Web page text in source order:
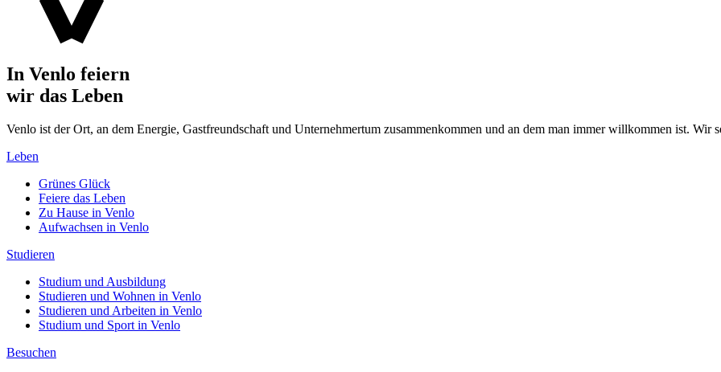
In Venlo feiern
wir das Leben
Venlo ist der Ort, an dem Energie, Gastfreundschaft und Unternehmertum zusammenkommen und an dem man immer willkommen ist. Wir
Leben
Grünes Glück
Feiere das Leben
Zu Hause in Venlo
Aufwachsen in Venlo
Studieren
Studium und Ausbildung
Studieren und Wohnen in Venlo
Studieren und Arbeiten in Venlo
Studium und Sport in Venlo
Besuchen